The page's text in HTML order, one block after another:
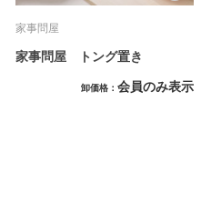
家事問屋
家事問屋 トング置き
卸価格 会員のみ表示